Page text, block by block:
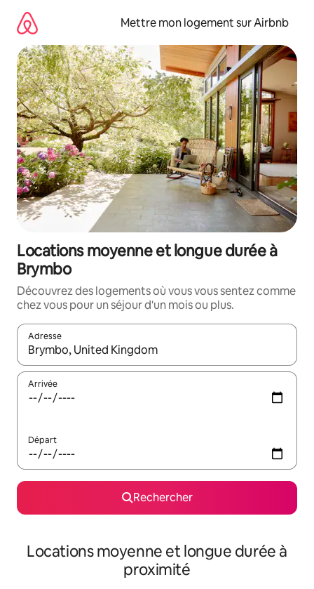
directement
contenu
Mettre mon logement sur Airbnb
Locations moyenne et longue durée à
Brymbo
Découvrez des logements où vous vous sentez comme
chez vous pour un séjour d'un mois ou plus.
Adresse
Lorsque les résultats s'affichent, utilisez les flèches vers le
Arrivée
Départ
Rechercher
Locations moyenne et longue durée à
proximité